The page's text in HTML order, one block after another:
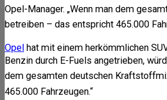
Opel-Manager. „Wenn man dem
betreiben – das entspricht 465.000
Opel hat mit einem herkömmlichen
Benzin durch E-Fuels angetrieben,
dem gesamten deutschen
465.000 Fahrzeugen.“